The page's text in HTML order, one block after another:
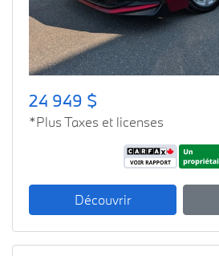
24 949 $
*Plus Taxes et licenses
Découvrir